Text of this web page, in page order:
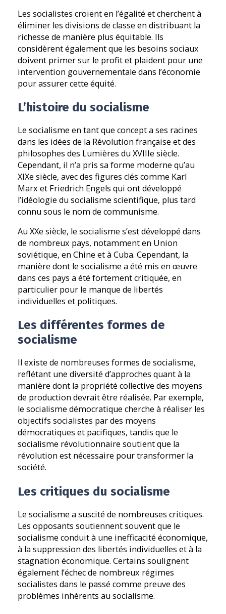
Les socialistes croient en l’égalité et cherchent à
éliminer les divisions de classe en distribuant la
richesse de manière plus équitable. Ils
considèrent également que les besoins sociaux
doivent primer sur le profit et plaident pour une
intervention gouvernementale dans l’économie
pour assurer cette équité.
L’histoire du socialisme
Le socialisme en tant que concept a ses racines
dans les idées de la Révolution française et des
philosophes des Lumières du XVIIIe siècle.
Cependant, il n’a pris sa forme moderne qu’au
XIXe siècle, avec des figures clés comme Karl
Marx et Friedrich Engels qui ont développé
l’idéologie du socialisme scientifique, plus tard
connu sous le nom de communisme.
Au XXe siècle, le socialisme s’est développé dans
de nombreux pays, notamment en Union
soviétique, en Chine et à Cuba. Cependant, la
manière dont le socialisme a été mis en œuvre
dans ces pays a été fortement critiquée, en
particulier pour le manque de libertés
individuelles et politiques.
Les différentes formes de
socialisme
Il existe de nombreuses formes de socialisme,
reflétant une diversité d’approches quant à la
manière dont la propriété collective des moyens
de production devrait être réalisée. Par exemple,
le socialisme démocratique cherche à réaliser les
objectifs socialistes par des moyens
démocratiques et pacifiques, tandis que le
socialisme révolutionnaire soutient que la
révolution est nécessaire pour transformer la
société.
Les critiques du socialisme
Le socialisme a suscité de nombreuses critiques.
Les opposants soutiennent souvent que le
socialisme conduit à une inefficacité économique,
à la suppression des libertés individuelles et à la
stagnation économique. Certains soulignent
également l’échec de nombreux régimes
socialistes dans le passé comme preuve des
problèmes inhérents au socialisme.